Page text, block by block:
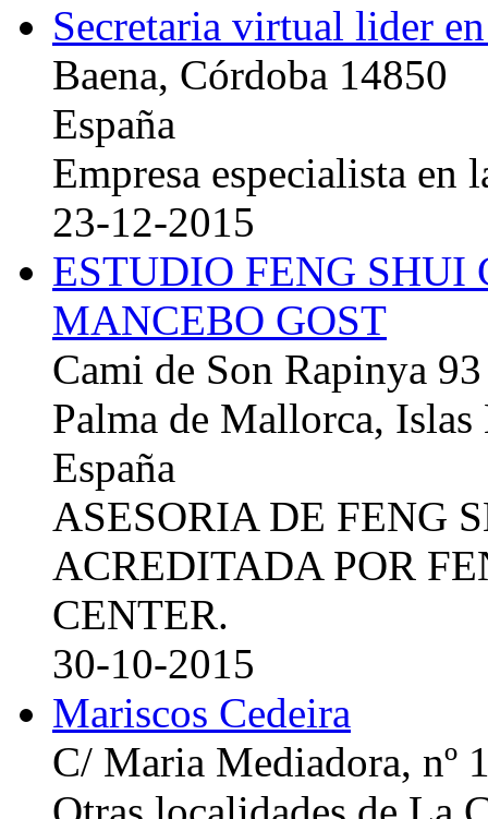
Secretaria virtual lider
Baena, Córdoba 14850
España
Empresa especialista en
23-12-2015
ESTUDIO FENG
MANCEBO GOST
Cami de Son Rapinya 93
Palma de Mallorca, Islas
España
ASESORIA DE FENG
ACREDITADA POR
CENTER.
30-10-2015
Mariscos Cedeira
C/ Maria Mediadora, nº